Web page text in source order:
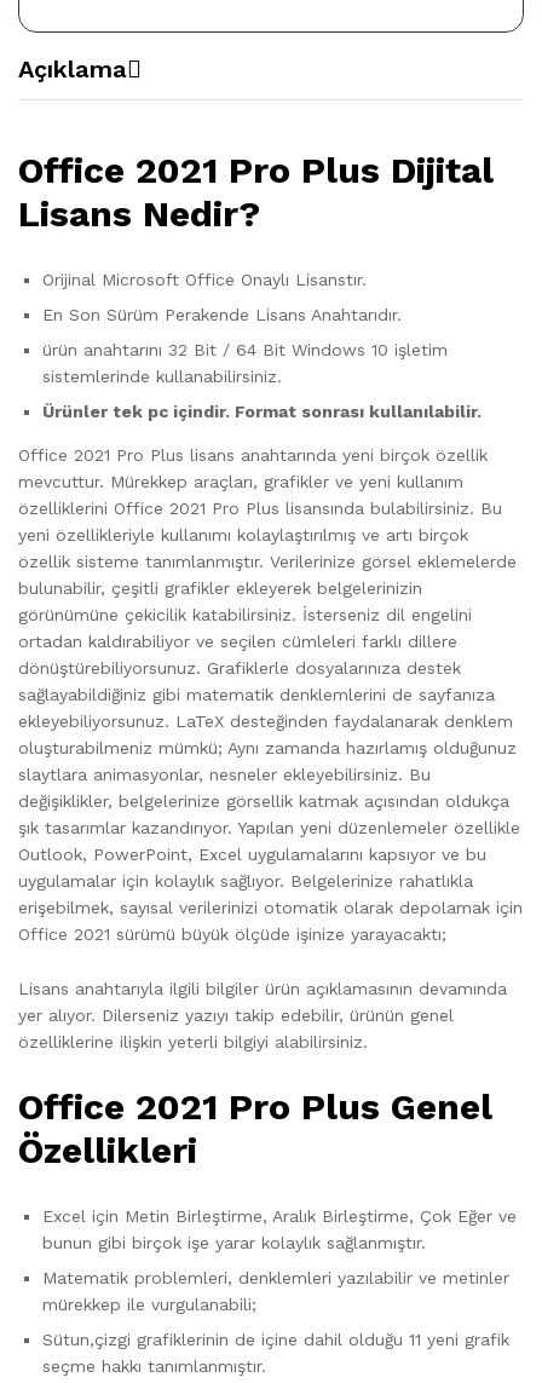
Açıklama
Office 2021 Pro Plus Dijital
Lisans Nedir?
Orijinal Microsoft Office Onaylı Lisanstır.
En Son Sürüm Perakende Lisans Anahtarıdır.
ürün anahtarını 32 Bit / 64 Bit Windows 10 işletim
sistemlerinde kullanabilirsiniz.
Ürünler tek pc içindir. Format sonrası kullanılabilir.
Office 2021 Pro Plus lisans anahtarında yeni birçok özellik
mevcuttur. Mürekkep araçları, grafikler ve yeni kullanım
özelliklerini Office 2021 Pro Plus lisansında bulabilirsiniz. Bu
yeni özellikleriyle kullanımı kolaylaştırılmış ve artı birçok
özellik sisteme tanımlanmıştır. Verilerinize görsel eklemelerde
bulunabilir, çeşitli grafikler ekleyerek belgelerinizin
görünümüne çekicilik katabilirsiniz. İsterseniz dil engelini
ortadan kaldırabiliyor ve seçilen cümleleri farklı dillere
dönüştürebiliyorsunuz. Grafiklerle dosyalarınıza destek
sağlayabildiğiniz gibi matematik denklemlerini de sayfanıza
ekleyebiliyorsunuz. LaTeX desteğinden faydalanarak denklem
oluşturabilmeniz mümkü; Aynı zamanda hazırlamış olduğunuz
slaytlara animasyonlar, nesneler ekleyebilirsiniz. Bu
değişiklikler, belgelerinize görsellik katmak açısından oldukça
şık tasarımlar kazandırıyor. Yapılan yeni düzenlemeler özellikle
Outlook, PowerPoint, Excel uygulamalarını kapsıyor ve bu
uygulamalar için kolaylık sağlıyor. Belgelerinize rahatlıkla
erişebilmek, sayısal verilerinizi otomatik olarak depolamak için
Office 2021 sürümü büyük ölçüde işinize yarayacaktı;
Lisans anahtarıyla ilgili bilgiler ürün açıklamasının devamında
yer alıyor. Dilerseniz yazıyı takip edebilir, ürünün genel
özelliklerine ilişkin yeterli bilgiyi alabilirsiniz.
Office 2021 Pro Plus Genel
Özellikleri
Excel için Metin Birleştirme, Aralık Birleştirme, Çok Eğer ve
bunun gibi birçok işe yarar kolaylık sağlanmıştır.
Matematik problemleri, denklemleri yazılabilir ve metinler
mürekkep ile vurgulanabili;
Sütun,çizgi grafiklerinin de içine dahil olduğu 11 yeni grafik
seçme hakkı tanımlanmıştır.